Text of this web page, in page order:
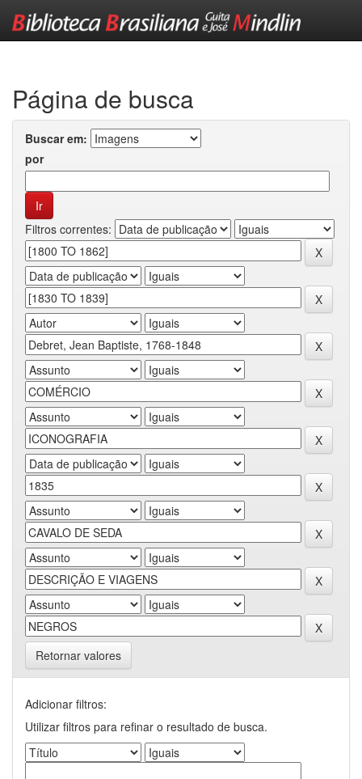
Página de busca
Buscar em:
por
Filtros correntes:
Retornar valores
Adicionar filtros:
Utilizar filtros para refinar o resultado de busca.